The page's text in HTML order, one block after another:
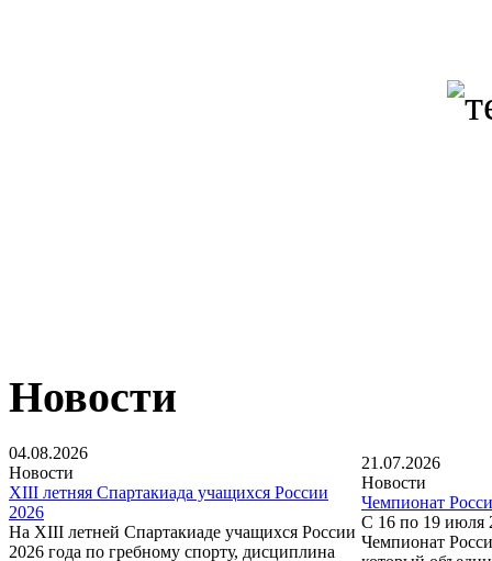
Новости
04.08.2026
Новости
XIII летняя Спартакиада учащихся России
2026
На XIII летней Спартакиаде учащихся России
2026 года по гребному спорту, дисциплина
21.07.2026
Новости
Чемпионат
С 16 по 19 июля
Чемпионат